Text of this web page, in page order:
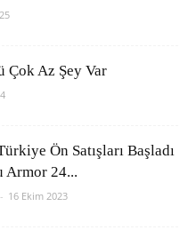
Çok Az Şey Var
Ön Satışları Başladı
Armor 24...
- 16 Ekim 2023